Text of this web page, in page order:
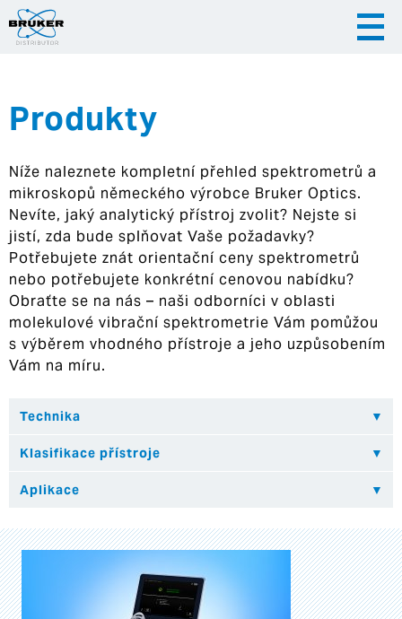
|
Hrvatska
Produkty
Níže naleznete kompletní přehled spektrometrů a
mikroskopů německého výrobce Bruker Optics.
Nevíte, jaký analytický přístroj zvolit? Nejste si
jistí, zda bude splňovat Vaše požadavky?
Potřebujete znát orientační ceny spektrometrů
nebo potřebujete konkrétní cenovou nabídku?
Obraťte se na nás – naši odborníci v oblasti
molekulové vibrační spektrometrie Vám pomůžou
s výběrem vhodného přístroje a jeho uzpůsobením
Vám na míru.